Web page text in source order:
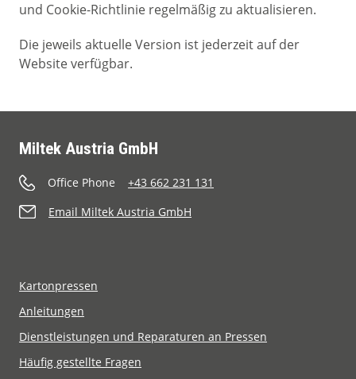
und Cookie-Richtlinie regelmäßig zu aktualisieren.
Die jeweils aktuelle Version ist jederzeit auf der
Website verfügbar.
Miltek Austria GmbH
Office Phone
+43 662 231 131
Email Miltek Austria GmbH
Kartonpressen
Anleitungen
Dienstleistungen und Reparaturen an Pressen
Häufig gestellte Fragen